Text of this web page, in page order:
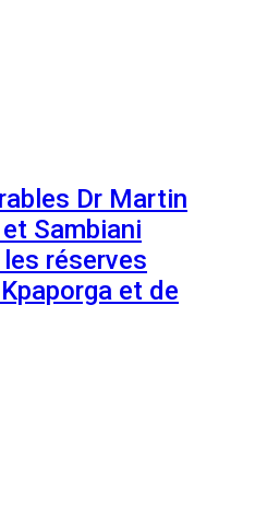
Dr Martin
Sambiani
réserves
et de